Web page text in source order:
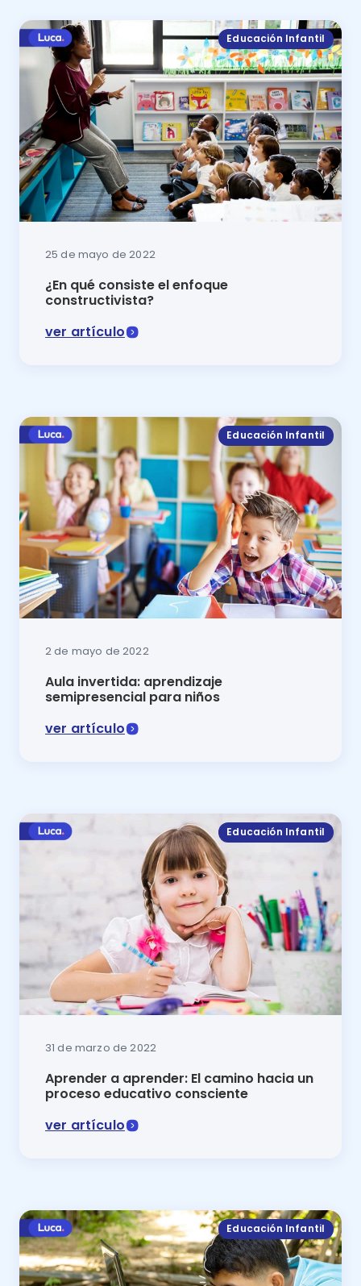
Educación Infantil
25 de mayo de 2022
¿En qué consiste el enfoque
constructivista?
ver artículo
Educación Infantil
2 de mayo de 2022
Aula invertida: aprendizaje
semipresencial para niños
ver artículo
Educación Infantil
31 de marzo de 2022
Aprender a aprender: El camino hacia un
proceso educativo consciente
ver artículo
Educación Infantil